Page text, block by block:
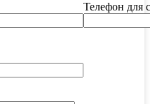
Телефон для